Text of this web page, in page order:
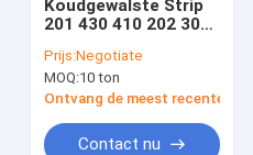
Koudgewalste Strip
201 430 410 202 304
3mm Dik van de
Roestvrij staalrol
Prijs:Negotiate
MOQ:10 ton
Ontvang de meest recente
Contact nu